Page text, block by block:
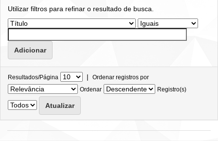
Utilizar filtros para refinar o resultado de busca.
Resultados/Página | Ordenar registros por
Ordenar
Registro(s)